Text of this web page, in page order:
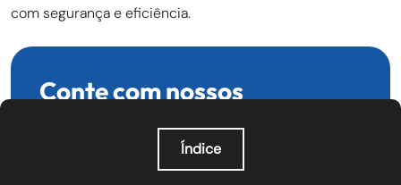
com segurança e eficiência.
Conte com nossos
especialistas!
O que é orquestração de agentes de IA?
Índice